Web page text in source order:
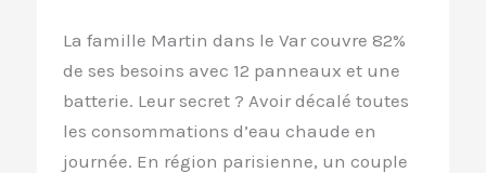
La famille Martin dans le Var couvre 82%
de ses besoins avec 12 panneaux et une
batterie. Leur secret ? Avoir décalé toutes
les consommations d’eau chaude en
journée. En région parisienne, un couple